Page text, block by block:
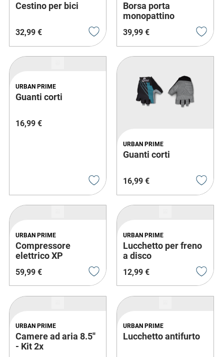
Cestino per bici
32,99 €
Borsa porta
monopattino
39,99 €
URBAN PRIME
Guanti corti
16,99 €
URBAN PRIME
Guanti corti
16,99 €
URBAN PRIME
Compressore
elettrico XP
59,99 €
URBAN PRIME
Lucchetto per freno
a disco
12,99 €
URBAN PRIME
Camere ad aria 8.5''
- Kit 2x
URBAN PRIME
Lucchetto antifurto